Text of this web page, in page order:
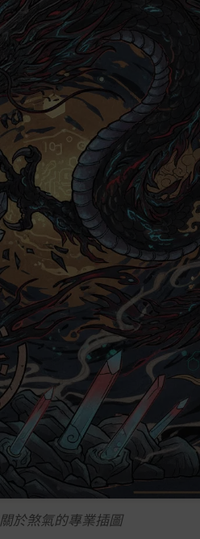
關於煞氣的專業插圖